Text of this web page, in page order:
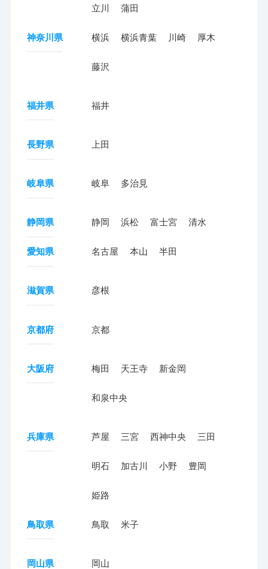
立川 蒲田
神奈川県 横浜 横浜青葉 川崎 厚木
藤沢
福井県 福井
長野県 上田
岐阜県 岐阜 多治見
静岡県 静岡 浜松 富士宮 清水
愛知県 名古屋 本山 半田
滋賀県 彦根
京都府 京都
大阪府 梅田 天王寺 新金岡
和泉中央
兵庫県 芦屋 三宮 西神中央 三田
明石 加古川 小野 豊岡
姫路
鳥取県 鳥取 米子
岡山県 岡山